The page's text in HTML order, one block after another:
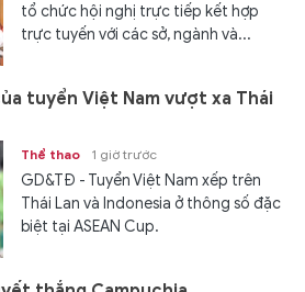
tổ chức hội nghị trực tiếp kết hợp
trực tuyến với các sở, ngành và...
tuyển Việt Nam vượt xa Thái
Thể thao 1 giờ trước
GD&TĐ - Tuyển Việt Nam xếp trên
Thái Lan và Indonesia ở thông số đặc
biệt tại ASEAN Cup.